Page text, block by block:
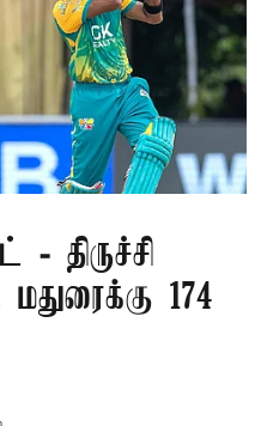
- திருச்சி
174